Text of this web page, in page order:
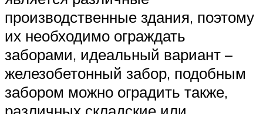
производственные здания, поэтому
их необходимо ограждать
заборами, идеальный вариант –
железобетонный забор, подобным
забором можно оградить также,